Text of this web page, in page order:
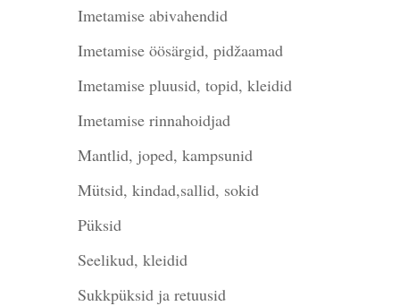
Imetamise abivahendid
Imetamise öösärgid, pidžaamad
Imetamise pluusid, topid, kleidid
Imetamise rinnahoidjad
Mantlid, joped, kampsunid
Mütsid, kindad,sallid, sokid
Püksid
Seelikud, kleidid
Sukkpüksid ja retuusid